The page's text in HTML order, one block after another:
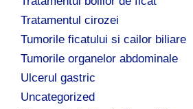
Tratamentul cirozei
Tumorile ficatului si cailor biliare
Tumorile organelor abdominale
Ulcerul gastric
Uncategorized